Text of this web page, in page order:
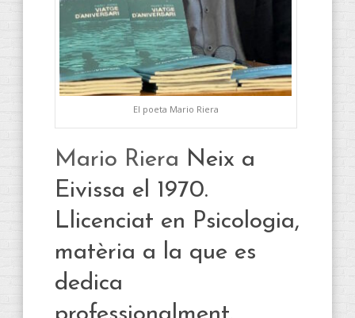
El poeta Mario Riera
Mario Riera Neix a
Eivissa el 1970.
Llicenciat en Psicologia,
matèria a la que es
dedica